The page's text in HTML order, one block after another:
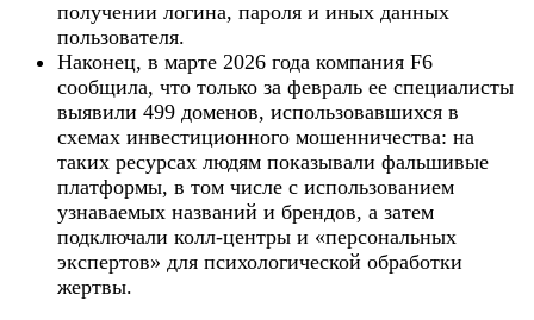
получении логина, пароля и иных данных
пользователя.
Наконец, в марте 2026 года компания F6
сообщила, что только за февраль ее специалисты
выявили 499 доменов, использовавшихся в
схемах инвестиционного мошенничества: на
таких ресурсах людям показывали фальшивые
платформы, в том числе с использованием
узнаваемых названий и брендов, а затем
подключали колл-центры и «персональных
экспертов» для психологической обработки
жертвы.